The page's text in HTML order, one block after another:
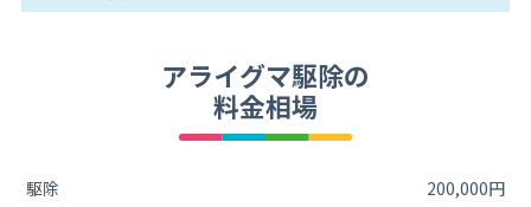
アライグマ駆除の
料金相場
駆除 200,000円